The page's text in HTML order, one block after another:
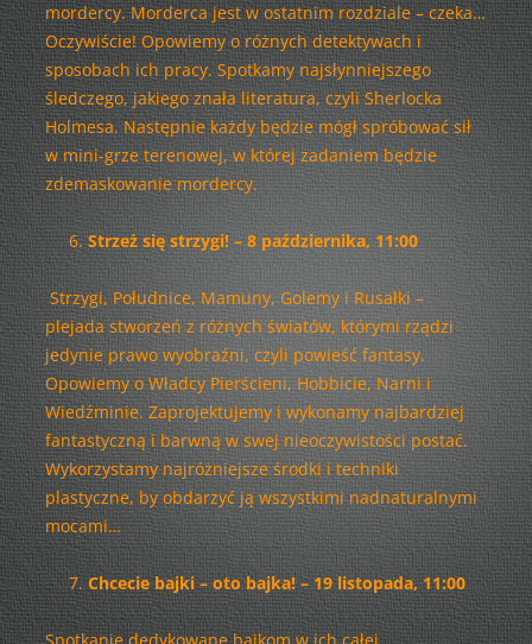
mordercy. Morderca jest w ostatnim rozdziale – czeka…
Oczywiście! Opowiemy o różnych detektywach i
sposobach ich pracy. Spotkamy najsłynniejszego
śledczego, jakiego znała literatura, czyli Sherlocka
Holmesa. Następnie każdy będzie mógł spróbować sił
w mini-grze terenowej, w której zadaniem będzie
zdemaskowanie mordercy.
Strzeż się strzygi! – 8 października, 11:00
Strzygi, Południce, Mamuny, Golemy i Rusałki –
plejada stworzeń z różnych światów, którymi rządzi
jedynie prawo wyobraźni, czyli powieść fantasy.
Opowiemy o Władcy Pierścieni, Hobbicie, Narni i
Wiedźminie. Zaprojektujemy i wykonamy najbardziej
fantastyczną i barwną w swej nieoczywistości postać.
Wykorzystamy najróżniejsze środki i techniki
plastyczne, by obdarzyć ją wszystkimi nadnaturalnymi
mocami…
Chcecie bajki – oto bajka! – 19 listopada, 11:00